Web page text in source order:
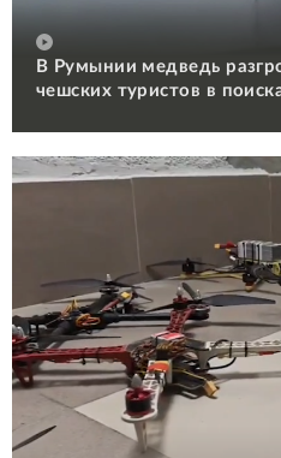
В Румынии медведь
чешских туристов в